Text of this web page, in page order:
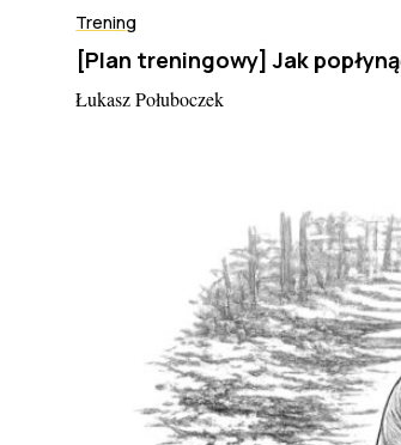
Trening
[Plan treningowy] Jak
Łukasz Połuboczek
S
e
a
r
c
h